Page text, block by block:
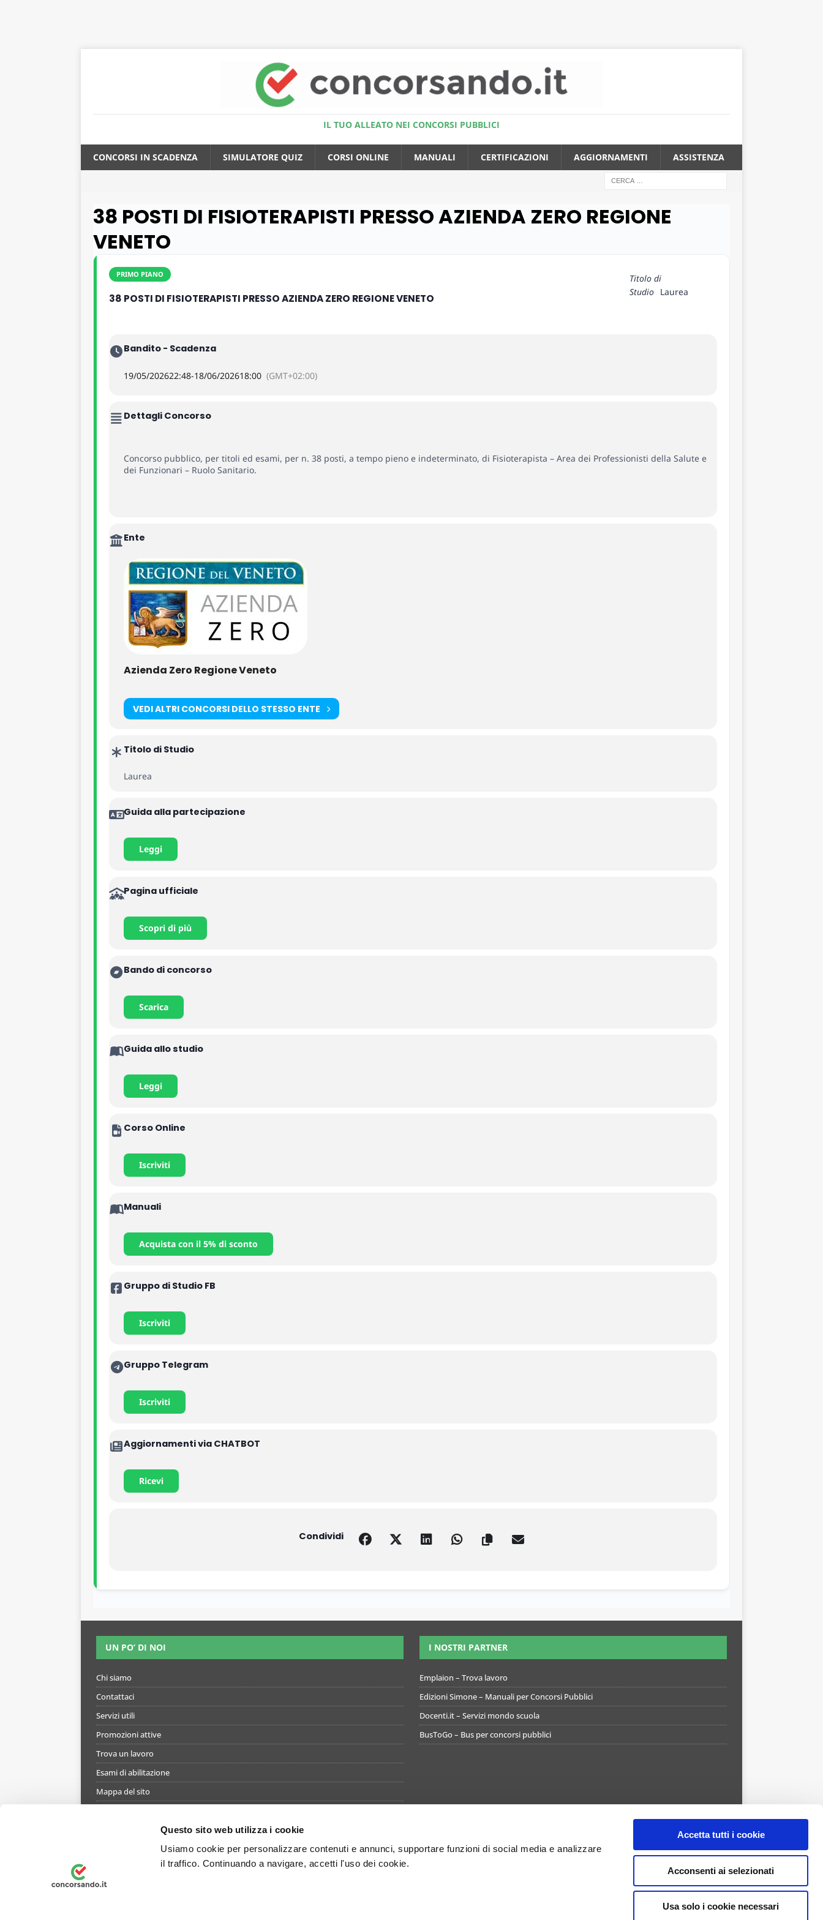
Questo sito web utilizza i cookie
Usiamo cookie per personalizzare contenuti e annunci, supportare funzioni di social media e analizzare
il traffico. Continuando a navigare, accetti l'uso dei cookie.
Accetta tutti i cookie
Acconsenti ai selezionati
Usa solo i cookie necessari
IL TUO ALLEATO NEI CONCORSI PUBBLICI
CONCORSI IN SCADENZA SIMULATORE QUIZ CORSI ONLINE MANUALI CERTIFICAZIONI AGGIORNAMENTI ASSISTENZA
38 POSTI DI FISIOTERAPISTI PRESSO AZIENDA ZERO REGIONE
VENETO
PRIMO PIANO
38 POSTI DI FISIOTERAPISTI PRESSO AZIENDA ZERO REGIONE VENETO
Titolo di
Studio Laurea
Bandito - Scadenza
19/05/202622:48-18/06/202618:00 (GMT+02:00)
Dettagli Concorso
Concorso pubblico, per titoli ed esami, per n. 38 posti, a tempo pieno e indeterminato, di Fisioterapista – Area dei Professionisti della Salute e
dei Funzionari – Ruolo Sanitario.
Ente
Azienda Zero Regione Veneto
VEDI ALTRI CONCORSI DELLO STESSO ENTE
Titolo di Studio
Laurea
Guida alla partecipazione
Leggi
Pagina ufficiale
Scopri di più
Bando di concorso
Scarica
Guida allo studio
Leggi
Corso Online
Iscriviti
Manuali
Acquista con il 5% di sconto
Gruppo di Studio FB
Iscriviti
Gruppo Telegram
Iscriviti
Aggiornamenti via CHATBOT
Ricevi
Condividi
UN PO’ DI NOI
Chi siamo
Contattaci
Servizi utili
Promozioni attive
Trova un lavoro
Esami di abilitazione
Mappa del sito
Termini e condizioni di utilizzo del simulatore
Informativa privacy
Preferenze Privacy
I NOSTRI PARTNER
Emplaion – Trova lavoro
Edizioni Simone – Manuali per Concorsi Pubblici
Docenti.it – Servizi mondo scuola
BusToGo – Bus per concorsi pubblici
GOOGLE PLAY